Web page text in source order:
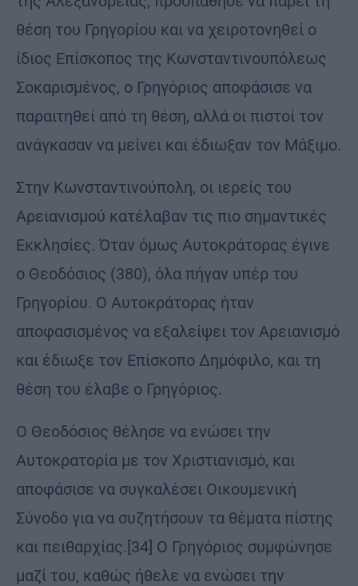
θέση του Γρηγορίου και να χειροτονηθεί ο
ίδιος Επίσκοπος της Κωνσταντινουπόλεως
Σοκαρισμένος, ο Γρηγόριος αποφάσισε να
παραιτηθεί από τη θέση, αλλά οι πιστοί τον
ανάγκασαν να μείνει και έδιωξαν τον Μάξιμο.
Στην Κωνσταντινούπολη, οι ιερείς του
Αρειανισμού κατέλαβαν τις πιο σημαντικές
Εκκλησίες. Όταν όμως Αυτοκράτορας έγινε
ο Θεοδόσιος (380), όλα πήγαν υπέρ του
Γρηγορίου. Ο Αυτοκράτορας ήταν
αποφασισμένος να εξαλείψει τον Αρειανισμό
και έδιωξε τον Επίσκοπο Δημόφιλο, και τη
θέση του έλαβε ο Γρηγόριος.
Ο Θεοδόσιος θέλησε να ενώσει την
Αυτοκρατορία με τον Χριστιανισμό, και
αποφάσισε να συγκαλέσει Οικουμενική
Σύνοδο για να συζητήσουν τα θέματα πίστης
και πειθαρχίας.[34] Ο Γρηγόριος συμφώνησε
μαζί του, καθώς ήθελε να ενώσει την